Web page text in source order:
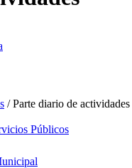
/Parte diario de actividades
Públicos